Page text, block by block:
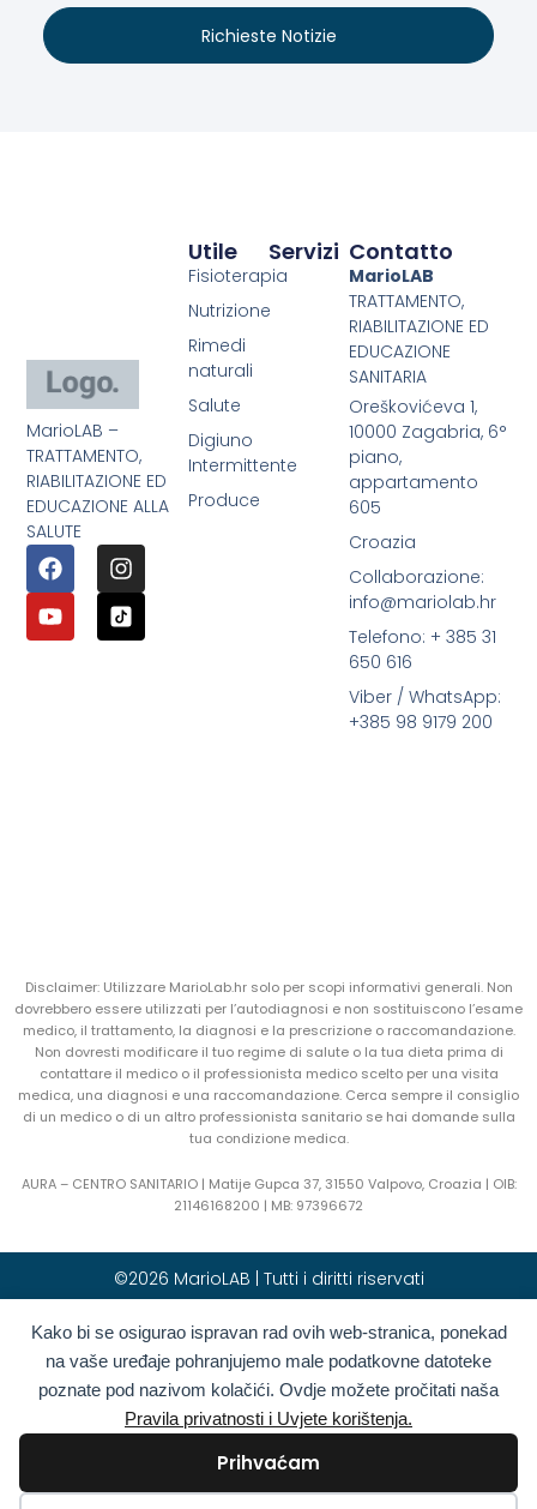
Kako bi se osigurao ispravan rad ovih web-stranica, ponekad
na vaše uređaje pohranjujemo male podatkovne datoteke
poznate pod nazivom kolačići. Ovdje možete pročitati naša
Pravila privatnosti i Uvjete korištenja.
Prihvaćam
Richieste Notizie
MarioLAB –
TRATTAMENTO,
RIABILITAZIONE ED
EDUCAZIONE ALLA
SALUTE
Servizi
Utile
Fisioterapia
Nutrizione
Rimedi
naturali
Salute
Digiuno
Intermittente
Produce
Contatto
MarioLAB
TRATTAMENTO,
RIABILITAZIONE ED
EDUCAZIONE
SANITARIA
Oreškovićeva 1,
10000 Zagabria, 6°
piano,
appartamento
605
Croazia
Collaborazione:
info@mariolab.hr
Telefono: + 385 31
650 616
Viber / WhatsApp:
+385 98 9179 200
Disclaimer: Utilizzare MarioLab.hr solo per scopi informativi generali. Non
dovrebbero essere utilizzati per l’autodiagnosi e non sostituiscono l’esame
medico, il trattamento, la diagnosi e la prescrizione o raccomandazione.
Non dovresti modificare il tuo regime di salute o la tua dieta prima di
contattare il medico o il professionista medico scelto per una visita
medica, una diagnosi e una raccomandazione. Cerca sempre il consiglio
di un medico o di un altro professionista sanitario se hai domande sulla
tua condizione medica.
AURA – CENTRO SANITARIO | Matije Gupca 37, 31550 Valpovo, Croazia | OIB:
21146168200 | MB: 97396672
©2026 MarioLAB | Tutti i diritti riservati
Hrvatski(Croato) English(Inglese)
Deutsch(Tedesco) Polski(Polacco)
Română(Rumeno )
Italiano
Български(Bulgaro) Français(Francese)
Greco) Slovenčina